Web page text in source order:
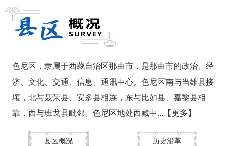
色尼区，隶属于西藏自治区那曲市，是那曲市的政治、经
济、文化、交通、信息、通讯中心。色尼区南与当雄县接
壤，北与聂荣县、安多县相连，东与比如县、嘉黎县相
靠，西与班戈县毗邻。色尼区地处西藏中... 【更多】
县区概况 历史沿革